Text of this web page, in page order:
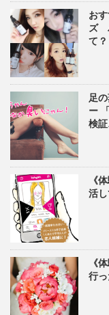
お
ズ
て？
足
ー
検証
《
活
《
行っ